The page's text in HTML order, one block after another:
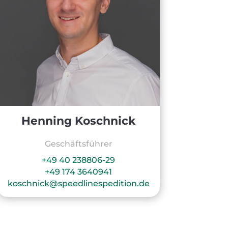
Henning Koschnick
Geschäftsführer
+49 40 238806-29
+49 174 3640941
koschnick@speedlinespedition.de